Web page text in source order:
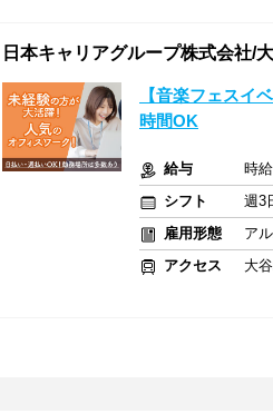
日本キャリアグループ株式会社/
【音楽フェスイ
時間OK
給与
時
シフト
週3
雇用形態
ア
アクセス
大